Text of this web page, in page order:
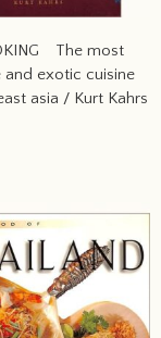
The most
and exotic cuisine
asia / Kurt Kahrs